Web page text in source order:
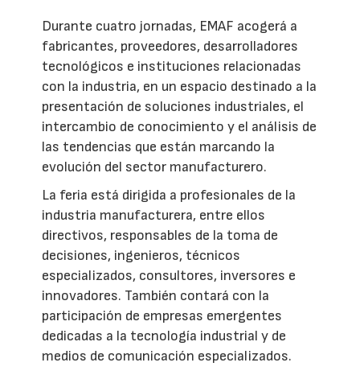
Durante cuatro jornadas, EMAF acogerá a
fabricantes, proveedores, desarrolladores
tecnológicos e instituciones relacionadas
con la industria, en un espacio destinado a la
presentación de soluciones industriales, el
intercambio de conocimiento y el análisis de
las tendencias que están marcando la
evolución del sector manufacturero.
La feria está dirigida a profesionales de la
industria manufacturera, entre ellos
directivos, responsables de la toma de
decisiones, ingenieros, técnicos
especializados, consultores, inversores e
innovadores. También contará con la
participación de empresas emergentes
dedicadas a la tecnología industrial y de
medios de comunicación especializados.